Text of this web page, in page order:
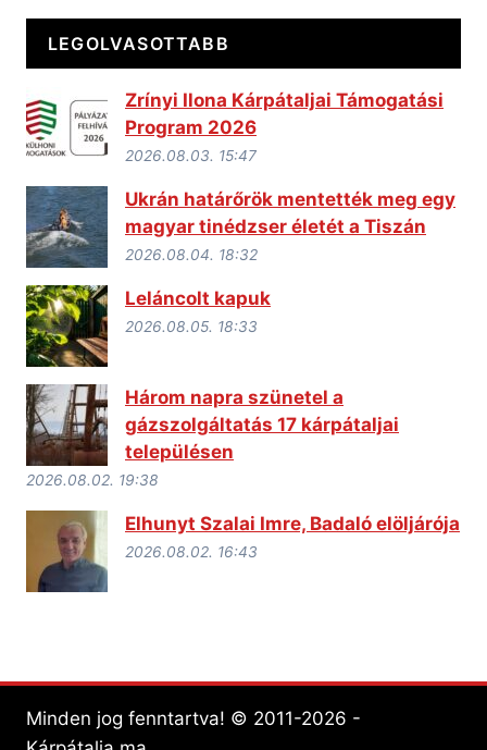
LEGOLVASOTTABB
Zrínyi Ilona Kárpátaljai Támogatási
Program 2026
2026.08.03. 15:47
Ukrán határőrök mentették meg egy
magyar tinédzser életét a Tiszán
2026.08.04. 18:32
Leláncolt kapuk
2026.08.05. 18:33
Három napra szünetel a
gázszolgáltatás 17 kárpátaljai
településen
2026.08.02. 19:38
Elhunyt Szalai Imre, Badaló elöljárója
2026.08.02. 16:43
Minden jog fenntartva! © 2011-2026 -